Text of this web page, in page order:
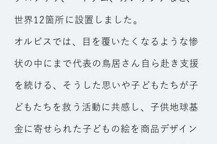
世界12箇所に設置しました。
オルビスでは、目を覆いたくなるような惨
状の中にまで代表の鳥居さん自ら赴き支援
を続ける、そうした思いや子どもたちが子
どもたちを救う活動に共感し、子供地球基
金に寄せられた子どもの絵を商品デザイン